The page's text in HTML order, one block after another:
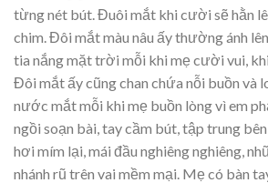
từng nét bút. Đuôi mắt khi cười sẽ hằn
chim. Đôi mắt màu nâu ấy thường ánh
tia nắng mặt trời mỗi khi mẹ cười vui,
Đôi mắt ấy cũng chan chứa nỗi buồn và
nước mắt mỗi khi mẹ buồn lòng vì em
ngồi soạn bài, tay cầm bút, tập trung
hơi mím lại, mái đầu nghiêng nghiêng,
nhánh rũ trên vai mềm mại. Mẹ có bàn